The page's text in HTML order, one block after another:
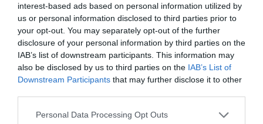
interest-based ads based on personal information utilized by
us or personal information disclosed to third parties prior to
your opt-out. You may separately opt-out of the further
disclosure of your personal information by third parties on the
IAB’s list of downstream participants. This information may
also be disclosed by us to third parties on the IAB’s List of
Downstream Participants that may further disclose it to other
Please note that this website/app uses one or more Google
Personal Data Processing Opt Outs
14.02.2026 15:00
Δείτε τι συμβαίνει στο σώμα μας όταν
ερωτευόμαστε αλλά και όταν χωρίζουμε